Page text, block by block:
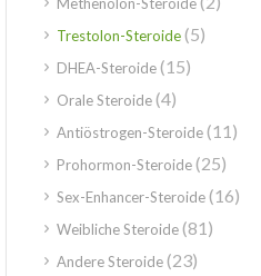
Methenolon-Steroide
Trestolon-Steroide(5)
DHEA-Steroide(15)
Orale Steroide(4)
Antiöstrogen-Steroide(11)
Prohormon-Steroide(25)
Sex-Enhancer-Steroide(16)
Weibliche Steroide(81)
Andere Steroide(23)